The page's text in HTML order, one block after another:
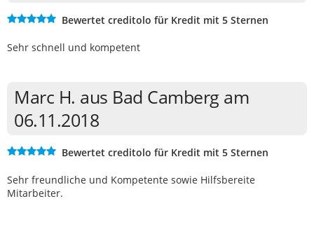
Bewertet creditolo für Kredit mit 5 Sternen
Sehr schnell und kompetent
Marc H. aus Bad Camberg am
06.11.2018
Bewertet creditolo für Kredit mit 5 Sternen
Sehr freundliche und Kompetente sowie Hilfsbereite
Mitarbeiter.